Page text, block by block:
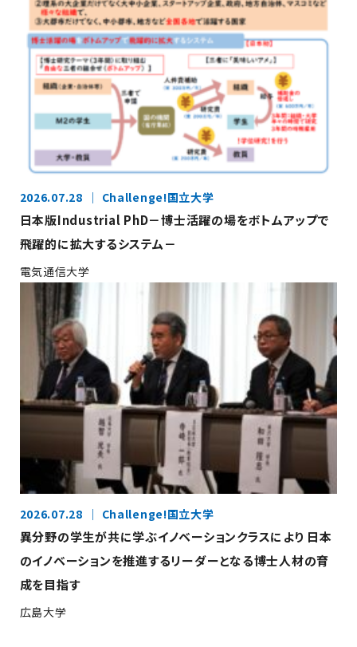
2026.07.28 Challenge!国立大学
日本版Industrial PhD－博士活躍の場をボトムアップで
飛躍的に拡大するシステム－
電気通信大学
2026.07.28 Challenge!国立大学
異分野の学生が共に学ぶイノベーションクラスにより 日本
のイノベーションを推進するリーダーとなる博士人材の育
成を目指す
広島大学